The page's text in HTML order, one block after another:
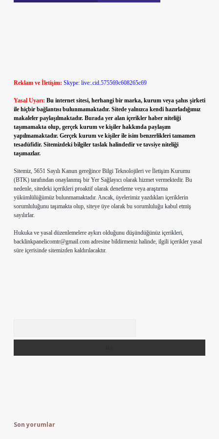
Reklam ve İletişim: Skype: live:.cid.575569c608265c69
Yasal Uyarı: Bu internet sitesi, herhangi bir marka, kurum veya şahıs şirketi
ile hiçbir bağlantısı bulunmamaktadır. Sitede yalnızca kendi hazırladığımız
makaleler paylaşılmaktadır. Burada yer alan içerikler haber niteliği
taşımamakta olup, gerçek kurum ve kişiler hakkında paylaşım
yapılmamaktadır. Gerçek kurum ve kişiler ile isim benzerlikleri tamamen
tesadüfidir. Sitemizdeki bilgiler taslak halindedir ve tavsiye niteliği
taşımazlar.
Sitemiz, 5651 Sayılı Kanun gereğince Bilgi Teknolojileri ve İletişim Kurumu
(BTK) tarafından onaylanmış bir Yer Sağlayıcı olarak hizmet vermektedir. Bu
nedenle, sitedeki içerikleri proaktif olarak denetleme veya araştırma
yükümlülüğümüz bulunmamaktadır. Ancak, üyelerimiz yazdıkları içeriklerin
sorumluluğunu taşımakta olup, siteye üye olarak bu sorumluluğu kabul etmiş
sayılırlar.
Hukuka ve yasal düzenlemelere aykırı olduğunu düşündüğünüz içerikleri,
backlinkpanelicomtr@gmail.com adresine bildirmeniz halinde, ilgili içerikler yasal
süre içerisinde sitemizden kaldırılacaktır.
Son yorumlar